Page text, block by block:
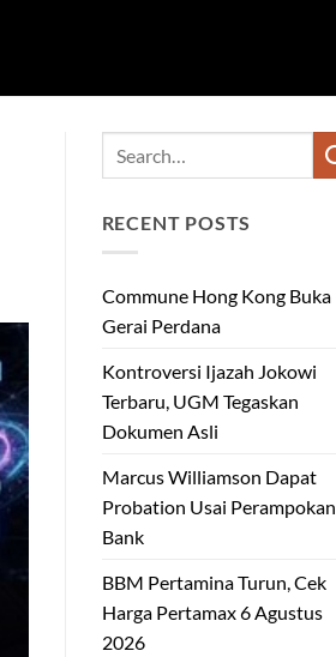
RECENT POSTS
Commune Hong Kong Buka
Gerai Perdana
Kontroversi Ijazah Jokowi
Terbaru, UGM Tegaskan
Dokumen Asli
Marcus Williamson Dapat
Probation Usai Perampokan
Bank
BBM Pertamina Turun, Cek
Harga Pertamax 6 Agustus
2026